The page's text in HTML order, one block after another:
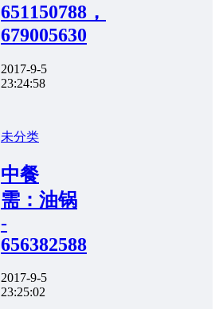
651150788，
679005630
2017-9-5
23:24:58
未分类
中餐
需：油锅
-
656382588
2017-9-5
23:25:02